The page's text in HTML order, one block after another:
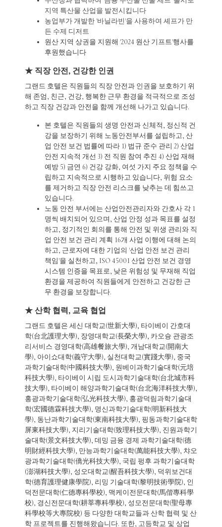
지역 특산물 산업을 발전시킵니다
농업부가 개발한 '바닐라빈'을 사용하여 셰프가 만
든 수제 디저트
원산 지역 상권을 지원해 '2024 원산 기프트'행사를
후원했습니다
★ 직장 안전, 건강한 인권
그랜드 호텔은 직원들의 직장 안전과 인권을 보호하기 위
해 존엄, 친근, 건강, 행복한 근무 환경을 적극적으로 조성
하고 직장 건강과 안전을 함께 개선해 나가고 있습니다.
본 호텔은 직원들의 생명 안전과 신체적, 정신적 건
강을 보장하기 위해 노동안전부서를 설립하고, 산
업 안전 보건 법률에 따라 1) 법규 준수 관리 2) 산업
안전 지속적 개선 3) 전 직원 참여 추진 4) 산업 재해
예방 5) 금연 6) 건강 강화, 여섯 가지 주요 정책을 수
립하고 지속적으로 시행하고 있습니다, 위험 요소
를 제거하고 직장 안전 리스크를 낮추는 데 힘쓰고
있습니다.
노동 안전 부서에는 산업안전관리자와 간호사 각 1
명씩 배치되어 있으며, 산업 안정 성과 목표를 설정
하고, 정기적인 회의를 통해 안전 및 위생 관리와 직
업 안전 보건 관리 계획 16개 사업 이행에 대해 논의
하고, 근로자에 대한 기업의 '산업 안전 보건 관리
책임'을 실천하고, ISO 45001 산업 안전 보건 경영
시스템 인증을 목표로, 낮은 위험성 및 무재해 직업
환경을 제공하여 직원들에게 안전하고 건강한 근
무 환경을 보장합니다.
★ 산학 협력, 교육 협업
그랜드 호텔은 세신 대학교(世新大學), 타이베이 간호대
학(台北護理大學), 장영대학교(長榮大學), 카오슝 관광조
리서비스 경영대학(高雄餐旅大學), 개남대학교(開南大
學), 아이쇼대학(義守大學), 실천대학교(實踐大學), 중국
과학기술대학(中國科技大學), 원베이과학기술대학(元培
科技大學), 타이베이 시립 도시과학기술대학(台北城市科
技大學), 타이베이 해양과학기술대학(台北海洋科技大學),
홍광과학기술대학(弘光科技大學), 홍광덕림과학기술대
학(宏國德霖科技大學), 명신과학기술대학(明新科技大
學), 동난과학기술대학(東南科技大學), 핑동과학기술대학
屏東科技大學), 지리기술대학(致理科技大學), 진원과학기
술대학(景文科技大學), 데밍 금융 경제 과학기술대학(德
明財經科技大學), 만능과학기술대학(萬能科技大學), 챠오
광과학기술대학(僑光科技大學), 국립 펑후 과학기술대학
(澎湖科技大學), 성오대학교(醒吾科技大學), 덕위보건대
학(德育護理健康學院), 리밍 기술대학(黎明技術學院), 인
덕전문대학(仁德專科學校), 맥케이전문대학(馬偕專科學
校), 경신전문대학(耕莘專科學校), 성모전문대학(聖母專
科學校等大專院校) 등 다양한 대학교들과 산학 협력 및 산
학 프로젝트를 진행해왔습니다. 또한, 고등학교 및 상업